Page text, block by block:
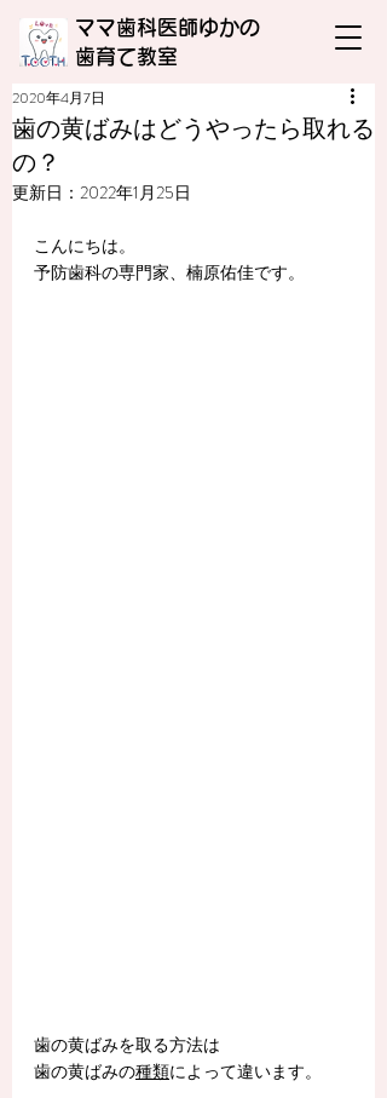
ママ歯科医師ゆかの
​歯育て教室
歯の黄ばみはどうやったら取れる
の？
2020年4月7日
更新日： 2022年1月25日
こんにちは。
予防歯科の専門家、楠原佑佳です。
歯の黄ばみを取る方法は
歯の黄ばみの種類によって違います。